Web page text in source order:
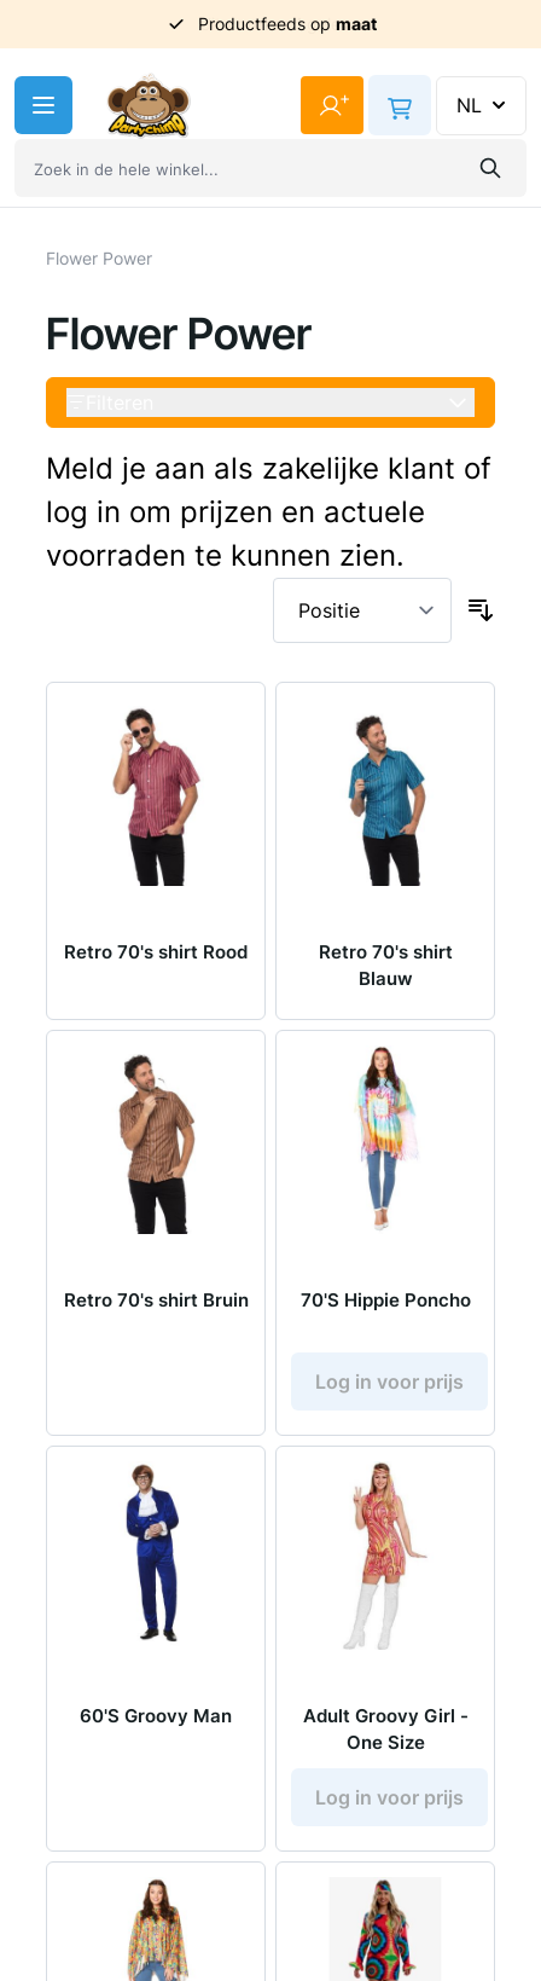
Uitvoorraadgeleverd
+ NL
Flower Power
Flower Power
Meld je aan als zakelijke klant of
log in om prijzen en actuele
voorraden te kunnen zien.
Retro 70's shirt Rood
Retro 70's shirt
Blauw
Retro 70's shirt Bruin 70'S Hippie Poncho
Log in voor prijs
60'S Groovy Man
Adult Groovy Girl -
One Size
Log in voor prijs